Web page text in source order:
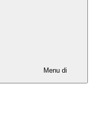
Menu di